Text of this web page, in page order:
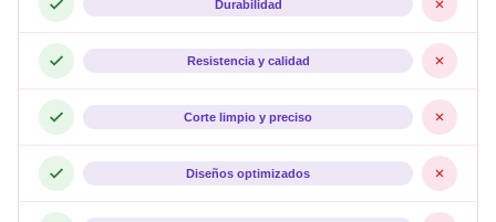
Durabilidad
Resistencia y calidad
Corte limpio y preciso
Diseños optimizados